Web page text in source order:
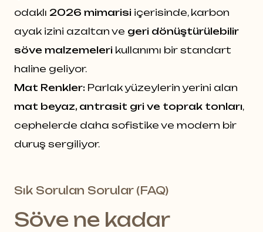
odaklı 2026 mimarisi içerisinde, karbon
ayak izini azaltan ve geri dönüştürülebilir
söve malzemeleri kullanımı bir standart
haline geliyor.
Mat Renkler: Parlak yüzeylerin yerini alan
mat beyaz, antrasit gri ve toprak tonları,
cephelerde daha sofistike ve modern bir
duruş sergiliyor.
Sık Sorulan Sorular (FAQ)
Söve ne kadar